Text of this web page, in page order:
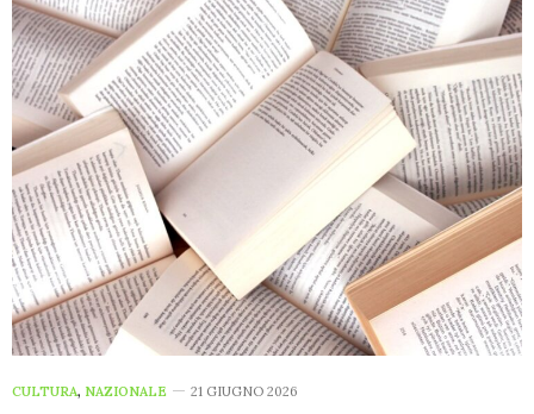
CULTURA, NAZIONALE 21 GIUGNO 2026